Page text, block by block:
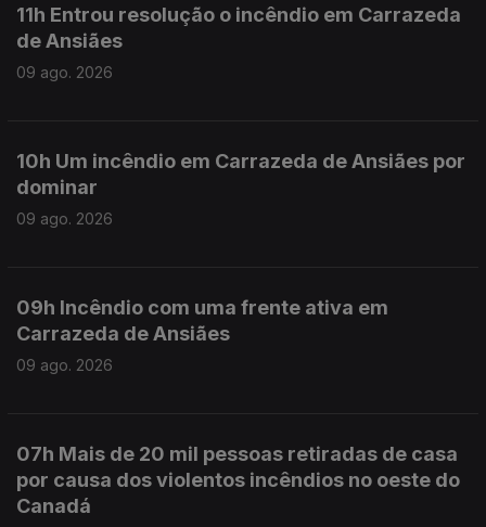
11h Entrou resolução o incêndio em Carrazeda
de Ansiães
09 ago. 2026
10h Um incêndio em Carrazeda de Ansiães por
dominar
09 ago. 2026
09h Incêndio com uma frente ativa em
Carrazeda de Ansiães
09 ago. 2026
07h Mais de 20 mil pessoas retiradas de casa
por causa dos violentos incêndios no oeste do
Canadá